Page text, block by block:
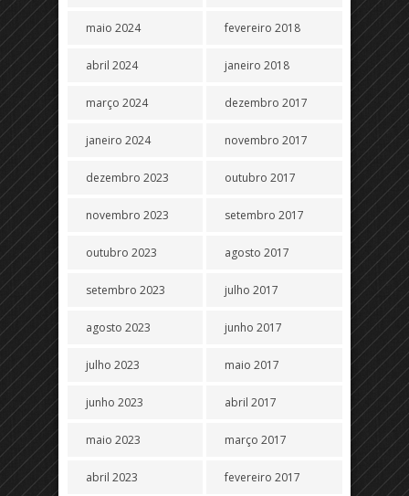
maio 2024
abril 2024
março 2024
janeiro 2024
dezembro 2023
novembro 2023
outubro 2023
setembro 2023
agosto 2023
julho 2023
junho 2023
maio 2023
abril 2023
fevereiro 2018
janeiro 2018
dezembro 2017
novembro 2017
outubro 2017
setembro 2017
agosto 2017
julho 2017
junho 2017
maio 2017
abril 2017
março 2017
fevereiro 2017